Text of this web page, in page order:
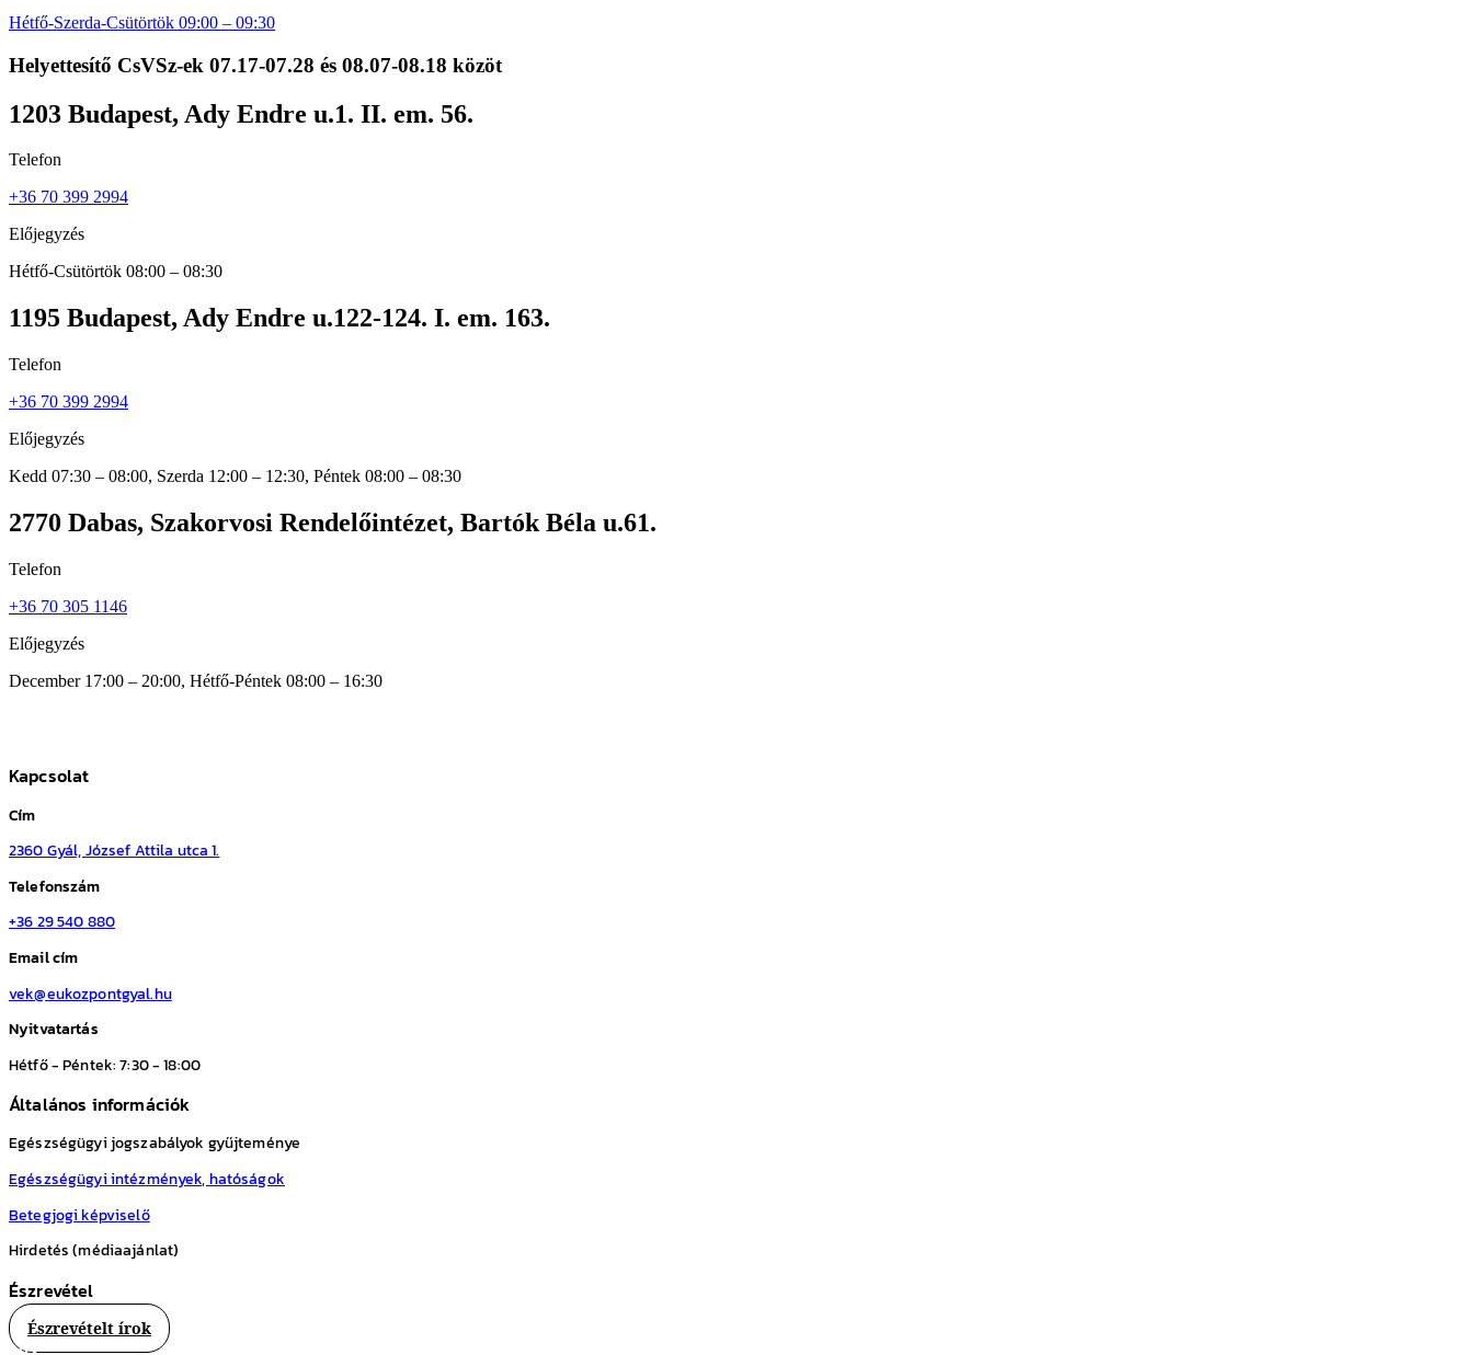
Hétfő-Szerda-Csütörtök 09:00 – 09:30
Helyettesítő CsVSz-ek 07.17-07.28 és 08.07-08.18 közöt
1203 Budapest, Ady Endre u.1. II. em. 56.
Telefon
+36 70 399 2994
Előjegyzés
Hétfő-Csütörtök 08:00 – 08:30
1195 Budapest, Ady Endre u.122-124. I. em. 163.
Telefon
+36 70 399 2994
Előjegyzés
Kedd 07:30 – 08:00, Szerda 12:00 – 12:30, Péntek 08:00 – 08:30
2770 Dabas, Szakorvosi Rendelőintézet, Bartók Béla u.61.
Telefon
+36 70 305 1146
Előjegyzés
December 17:00 – 20:00, Hétfő-Péntek 08:00 – 16:30
Kapcsolat
Cím
2360 Gyál, József Attila utca 1.
Telefonszám
+36 29 540 880
Email cím
vek@eukozpontgyal.hu
Nyitvatartás
Hétfő - Péntek: 7:30 - 18:00
Általános információk
Egészségügyi jogszabályok gyűjteménye
Egészségügyi intézmények, hatóságok
Betegjogi képviselő
Hirdetés (médiaajánlat)
Észrevétel
Észrevételt írok